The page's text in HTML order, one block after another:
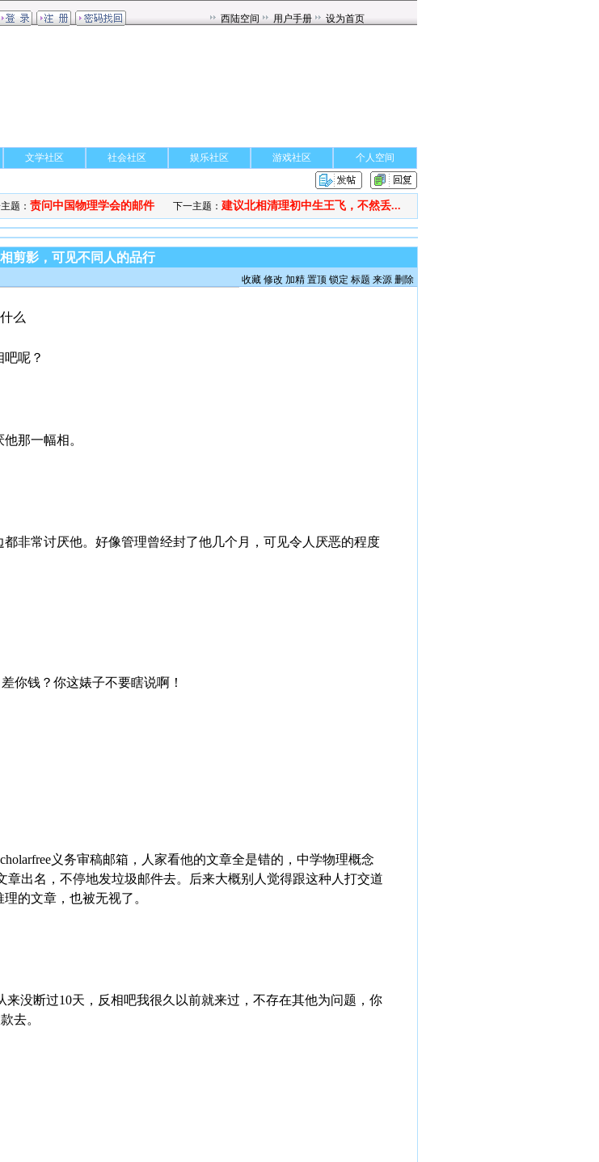
文学社区 社会社区 娱乐社区 游戏社区
个人空间
题： 责问中国物理学会的邮件 下一主题： 建议北相清理初中生王飞，不然丢...
剪影，可见不同人的品行
收藏 修改 加精 置顶 锁定 标题 来源 删除
么
呢？
那一幅相。
非常讨厌他。好像管理曾经封了他几个月，可见令人厌恶的程度
你钱？你这婊子不要瞎说啊！
义务审稿邮箱，人家看他的文章全是错的，中学物理概念
出名，不停地发垃圾邮件去。后来大概别人觉得跟这种人打交道
的文章，也被无视了。
没断过10天，反相吧我很久以前就来过，不存在其他为问题，你
去。